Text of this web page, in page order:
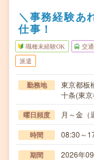
＼事務経験あ
仕事！
職種未経験OK 交
派遣
勤務地
東京都板
十条(東
曜日頻度 月～金
時間 08:30～
期間 2026年